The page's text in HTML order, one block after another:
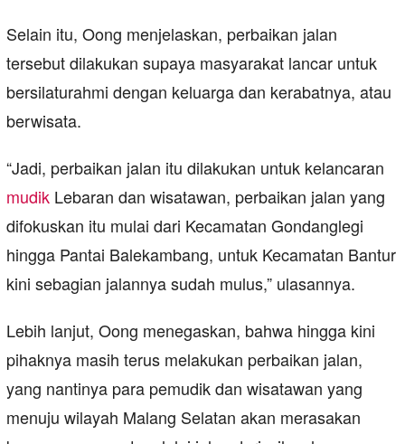
Selain itu, Oong menjelaskan, perbaikan jalan
tersebut dilakukan supaya masyarakat lancar untuk
bersilaturahmi dengan keluarga dan kerabatnya, atau
berwisata.
“Jadi, perbaikan jalan itu dilakukan untuk kelancaran
mudik Lebaran dan wisatawan, perbaikan jalan yang
difokuskan itu mulai dari Kecamatan Gondanglegi
hingga Pantai Balekambang, untuk Kecamatan Bantur
kini sebagian jalannya sudah mulus,” ulasannya.
Lebih lanjut, Oong menegaskan, bahwa hingga kini
pihaknya masih terus melakukan perbaikan jalan,
yang nantinya para pemudik dan wisatawan yang
menuju wilayah Malang Selatan akan merasakan